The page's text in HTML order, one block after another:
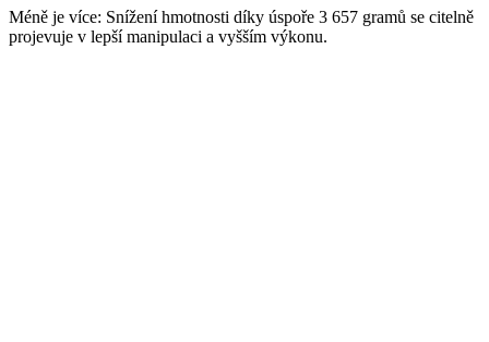
Méně je více: Snížení hmotnosti díky úspoře 3 657 gramů se citelně
projevuje v lepší manipulaci a vyšším výkonu.